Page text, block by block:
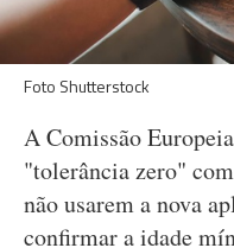
Foto Shutterstock
A Comissão
"tolerância zero"
não usarem a nova
confirmar a idade